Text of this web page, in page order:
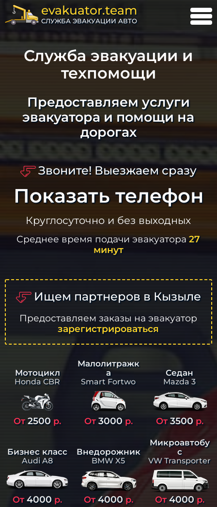
evakuator.team
СЛУЖБА ЭВАКУАЦИИ АВТО
Служба эвакуации и
техпомощи
Предоставляем услуги
эвакуатора и помощи на
дорогах
Звоните! Выезжаем сразу
Показать телефон
Круглосуточно и без выходных
Среднее время подачи эвакуатора27
минут
Ищем партнеров в Кызыле
Предоставляем заказы на эвакуатор
зарегистрироваться
Мотоцикл
Honda CBR
От2500р.
Малолитражк
а
Smart Fortwo
От3000р.
Седан
Mazda 3
От3500р.
Бизнес класс
Audi A8
От4000 р.
Внедорожник
BMW X5
От4000р.
Микроавтобу
с
VW Transporter
От4000р.